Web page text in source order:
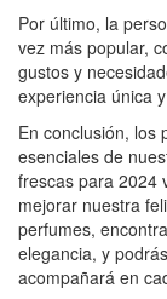
Por último, la
vez más popular,
gustos y
experiencia única
En conclusión, los
esenciales de
frescas para 2024
mejorar nuestra
perfumes,
elegancia, y
acompañará en